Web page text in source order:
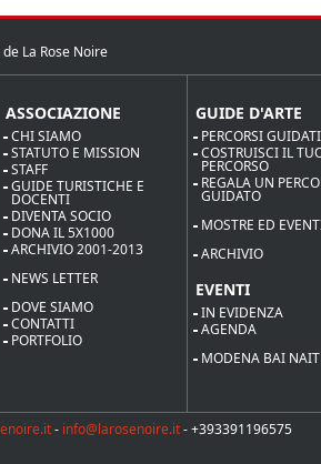
La Rose Noire
ASSOCIAZIONE
CHI SIAMO
STATUTO E MISSION
STAFF
GUIDE TURISTICHE E
DOCENTI
DIVENTA SOCIO
DONA IL 5X1000
ARCHIVIO 2001-2013
NEWS LETTER
DOVE SIAMO
CONTATTI
PORTFOLIO
GUIDE D'ARTE
PERCORSI GUIDATI
COSTRUISCI IL
PERCORSO
REGALA UN
GUIDATO
MOSTRE ED
ARCHIVIO
EVENTI
IN EVIDENZA
AGENDA
MODENA BAI NAIT
- info@larosenoire.it- +393391196575